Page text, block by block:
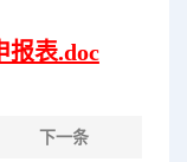
报表.doc
下一条